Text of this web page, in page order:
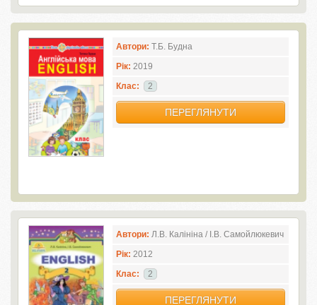
Автори: Т.Б. Будна
Рік: 2019
Клас:
2
ПЕРЕГЛЯНУТИ
Автори: Л.В. Калініна / І.В. Самойлюкевич
Рік: 2012
Клас:
2
ПЕРЕГЛЯНУТИ